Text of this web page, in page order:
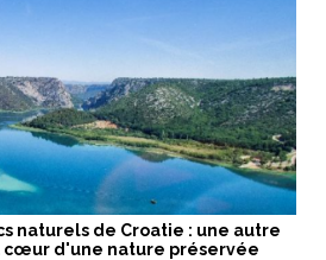
naturels de Croatie : une autre
cœur d'une nature préservée